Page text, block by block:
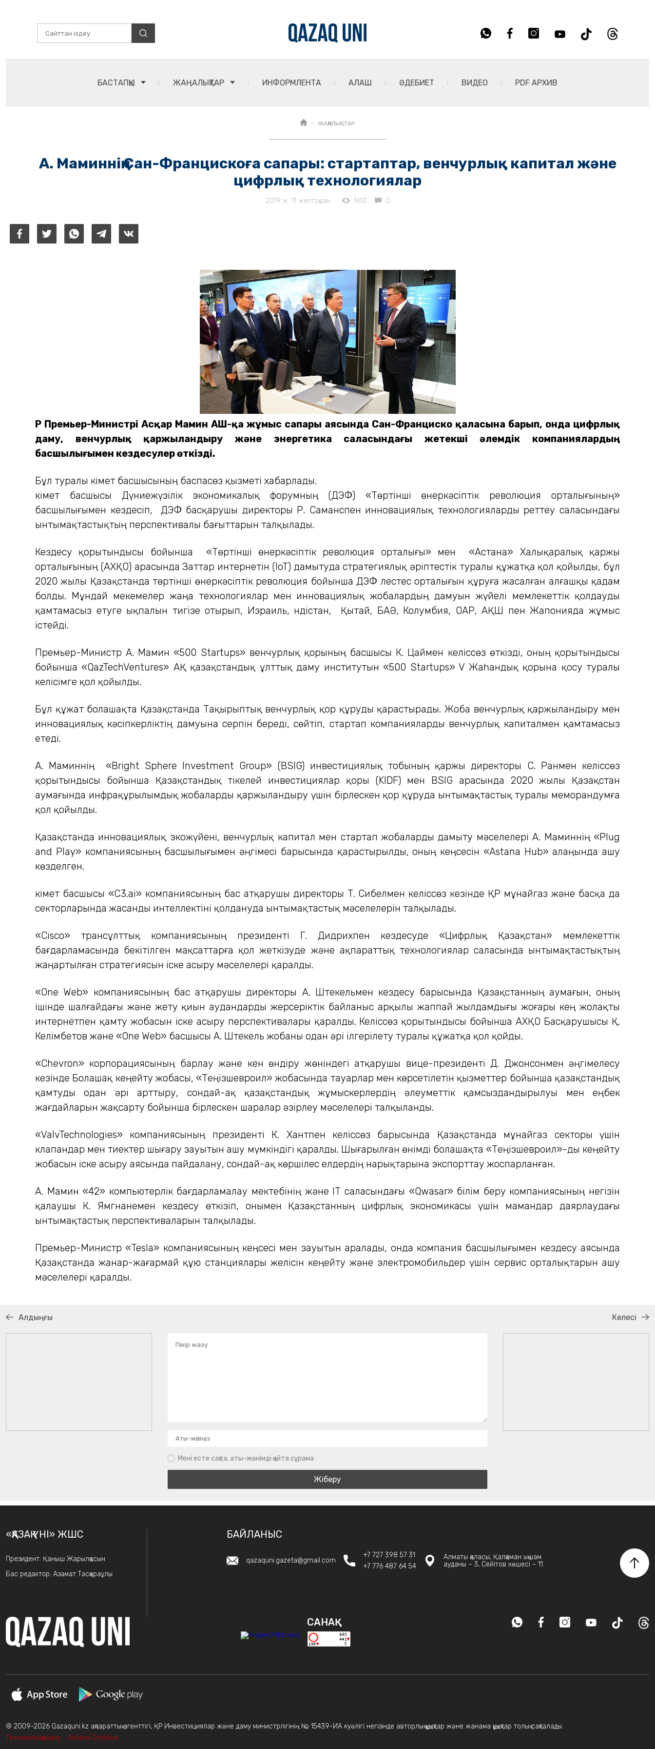
БАСТАПҚЫ ЖАҢАЛЫҚТАР ИНФОРМЛЕНТА АЛАШ ӘДЕБИЕТ ВИДЕО PDF АРХИВ
ЖАҢАЛЫҚТАР
А. Маминнің Сан-Францискоға сапары: стартаптар, венчурлық капитал және
цифрлық технологиялар
2019 ж. 11 желтоқсан 1613 0
ҚР Премьер-Министрі Асқар Мамин АҚШ-қа жұмыс сапары аясында Сан-Франциско қаласына барып, онда цифрлық
даму, венчурлық қаржыландыру және энергетика саласындағы жетекші әлемдік компаниялардың
басшылығымен кездесулер өткізді.
Бұл туралы Үкімет басшысының баспасөз қызметі хабарлады.
Үкімет басшысы Дүниежүзілік экономикалық форумның (ДЭФ) «Төртінші өнеркәсіптік революция орталығының»
басшылығымен кездесіп, ДЭФ басқарушы директоры Р. Саманспен инновациялық технологияларды реттеу саласындағы
ынтымақтастықтың перспективалы бағыттарын талқылады.
Кездесу қорытындысы бойынша «Төртінші өнеркәсіптік революция орталығы» мен «Астана» Халықаралық қаржы
орталығының (АХҚО) арасында Заттар интернетін (IoT) дамытуда стратегиялық әріптестік туралы құжатқа қол қойылды, бұл
2020 жылы Қазақстанда төртінші өнеркәсіптік революция бойынша ДЭФ Үлестес орталығын құруға жасалған алғашқы қадам
болды. Мұндай мекемелер жаңа технологиялар мен инновациялық жобалардың дамуын жүйелі мемлекеттік қолдауды
қамтамасыз етуге ықпалын тигізе отырып, Израиль, Үндістан, Қытай, БАӘ, Колумбия, ОАР, АҚШ пен Жапонияда жұмыс
істейді.
Премьер-Министр А. Мамин «500 Startups» венчурлық қорының басшысы К. Цаймен келіссөз өткізді, оның қорытындысы
бойынша «QazTechVentures» АҚ қазақстандық ұлттық даму институтын «500 Startups» V Жаһандық қорына қосу туралы
келісімге қол қойылды.
Бұл құжат болашақта Қазақстанда Тақырыптық венчурлық қор құруды қарастырады. Жоба венчурлық қаржыландыру мен
инновациялық кәсіпкерліктің дамуына серпін береді, сөйтіп, стартап компанияларды венчурлық капиталмен қамтамасыз
етеді.
А. Маминнің «Bright Sphere Investment Group» (BSIG) инвестициялық тобының қаржы директоры С. Ранмен келіссөз
қорытындысы бойынша Қазақстандық тікелей инвестициялар қоры (KIDF) мен BSIG арасында 2020 жылы Қазақстан
аумағында инфрақұрылымдық жобаларды қаржыландыру үшін бірлескен қор құруда ынтымақтастық туралы меморандумға
қол қойылды.
Қазақстанда инновациялық экожүйені, венчурлық капитал мен стартап жобаларды дамыту мәселелері А. Маминнің «Plug
and Play» компаниясының басшылығымен әңгімесі барысында қарастырылды, оның кеңсесін «Astana Hub» алаңында ашу
көзделген.
Үкімет басшысы «C3.ai» компаниясының бас атқарушы директоры Т. Сибелмен келіссөз кезінде ҚР мұнайгаз және басқа да
секторларында жасанды интеллектіні қолдануда ынтымақтастық мәселелерін талқылады.
«Cisco» трансұлттық компаниясының президенті Г. Дидрихпен кездесуде «Цифрлық Қазақстан» мемлекеттік
бағдарламасында бекітілген мақсаттарға қол жеткізуде және ақпараттық технологиялар саласында ынтымақтастықтың
жаңартылған стратегиясын іске асыру мәселелері қаралды.
«One Web» компаниясының бас атқарушы директоры А. Штекельмен кездесу барысында Қазақстанның аумағын, оның
ішінде шалғайдағы және жету қиын аудандарды жерсеріктік байланыс арқылы жаппай жылдамдығы жоғары кең жолақты
интернетпен қамту жобасын іске асыру перспективалары қаралды. Келіссөз қорытындысы бойынша АХҚО Басқарушысы Қ.
Келімбетов және «One Web» басшысы А. Штекель жобаны одан әрі ілгерілету туралы құжатқа қол қойды.
«Chevron» корпорациясының барлау және кен өндіру жөніндегі атқарушы вице-президенті Д. Джонсонмен әңгімелесу
кезінде Болашақ кеңейту жобасы, «Теңізшевроил» жобасында тауарлар мен көрсетілетін қызметтер бойынша қазақстандық
қамтуды одан әрі арттыру, сондай-ақ қазақстандық жұмыскерлердің әлеуметтік қамсыздандырылуы мен еңбек
жағдайларын жақсарту бойынша бірлескен шаралар әзірлеу мәселелері талқыланды.
«ValvTechnologies» компаниясының президенті К. Хантпен келіссөз барысында Қазақстанда мұнайгаз секторы үшін
клапандар мен тиектер шығару зауытын ашу мүмкіндігі қаралды. Шығарылған өнімді болашақта «Теңізшевроил»-ды кеңейту
жобасын іске асыру аясында пайдалану, сондай-ақ көршілес елдердің нарықтарына экспорттау жоспарланған.
А. Мамин «42» компьютерлік бағдарламалау мектебінің және ІТ саласындағы «Qwasar» білім беру компаниясының негізін
қалаушы К. Ямгнанемен кездесу өткізіп, онымен Қазақстанның цифрлық экономикасы үшін мамандар даярлаудағы
ынтымақтастық перспективаларын талқылады.
Премьер-Министр «Tesla» компаниясының кеңсесі мен зауытын аралады, онда компания басшылығымен кездесу аясында
Қазақстанда жанар-жағармай құю станциялары желісін кеңейту және электромобильдер үшін сервис орталықтарын ашу
мәселелері қаралды.
Алдыңғы Келесі
Мені есте сақта, аты-жөнімді қайта сұрама
«ҚАЗАҚ ҮНІ» ЖШС
Президент: Қаныш Жарылқасын
Бас редактор: Азамат Тасқараұлы
БАЙЛАНЫС
qazaquni.gazeta@gmail.com
+7 727 398 57 31
+7 776 487 64 54
Алматы қаласы, Қалқаман ықшам
ауданы – 3, Сейітов көшесі – 11.
САНАҚ
© 2009-2026 Qazaquni.kz ақпараттық агенттігі, ҚР Инвестициялар және даму министрлігінің № 15439-ИА куәлігі негізінде авторлық құқықтар және жанама құқықтар толық сақталады.
Техникалық қолдау - Astana Creative